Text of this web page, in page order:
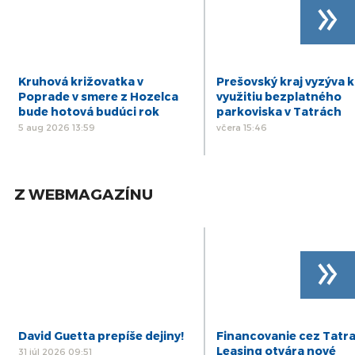
Kruhová križovatka v
Poprade v smere z Hozelca
bude hotová budúci rok
5 aug 2026 13:59
Prešovský kraj vyzýva k
využitiu bezplatného
parkoviska v Tatrách
včera 15:46
»
Z WEBMAGAZÍNU
David Guetta prepíše dejiny!
31 júl 2026 09:51
Financovanie cez Tatra
Leasing otvára nové
»